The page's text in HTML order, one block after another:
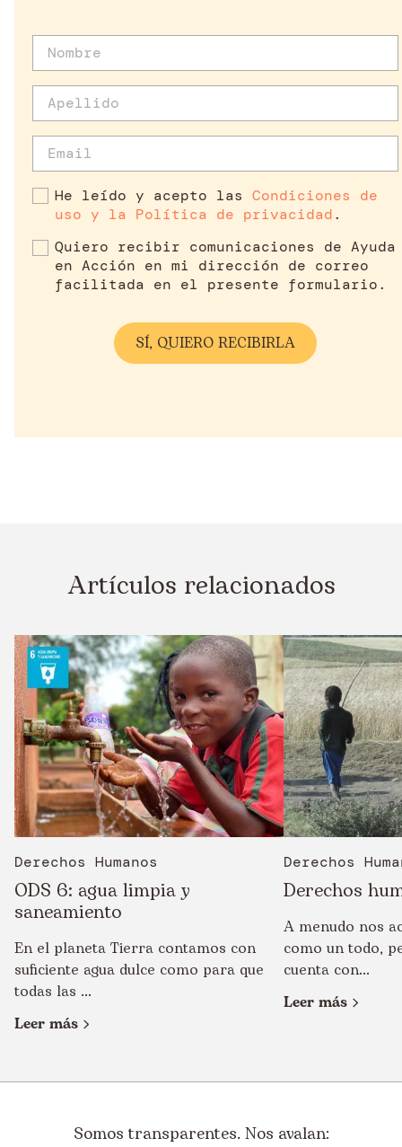
He leído y acepto las Condiciones de
uso y la Política de privacidad.
Quiero recibir comunicaciones de Ayuda
en Acción en mi dirección de correo
facilitada en el presente formulario.
Artículos relacionados
Derechos Humanos
ODS 6: agua limpia y
saneamiento
En el planeta Tierra contamos con
suficiente agua dulce como para que
todas las ...
Leer más
Derechos
Derechos
A menudo nos
como un todo,
cuenta con...
Leer más
Somos transparentes. Nos avalan: